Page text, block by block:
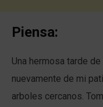
Piensa:
Una hermosa tarde
nuevamente de mi
arboles cercanos.